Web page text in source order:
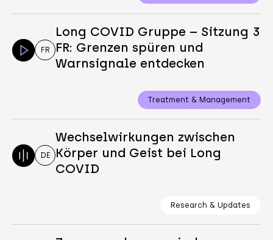
FR
Long COVID Gruppe – Sitzung 3
FR: Grenzen spüren und
Warnsignale entdecken
Treatment & Management
DE
Wechselwirkungen zwischen
Körper und Geist bei Long
COVID
Research & Updates